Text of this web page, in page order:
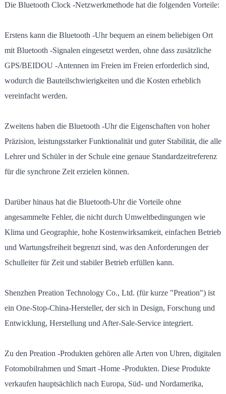
Die Bluetooth Clock -Netzwerkmethode hat die folgenden Vorteile:
Erstens kann die Bluetooth -Uhr bequem an einem beliebigen Ort
mit Bluetooth -Signalen eingesetzt werden, ohne dass zusätzliche
GPS/BEIDOU -Antennen im Freien im Freien erforderlich sind,
wodurch die Bauteilschwierigkeiten und die Kosten erheblich
vereinfacht werden.
Zweitens haben die Bluetooth -Uhr die Eigenschaften von hoher
Präzision, leistungsstarker Funktionalität und guter Stabilität, die alle
Lehrer und Schüler in der Schule eine genaue Standardzeitreferenz
für die synchrone Zeit erzielen können.
Darüber hinaus hat die Bluetooth-Uhr die Vorteile ohne
angesammelte Fehler, die nicht durch Umweltbedingungen wie
Klima und Geographie, hohe Kostenwirksamkeit, einfachen Betrieb
und Wartungsfreiheit begrenzt sind, was den Anforderungen der
Schulleiter für Zeit und stabiler Betrieb erfüllen kann.
Shenzhen Preation Technology Co., Ltd. (für kurze "Preation") ist
ein One-Stop-China-Hersteller, der sich in Design, Forschung und
Entwicklung, Herstellung und After-Sale-Service integriert.
Zu den Preation -Produkten gehören alle Arten von Uhren, digitalen
Fotomobilrahmen und Smart -Home -Produkten. Diese Produkte
verkaufen hauptsächlich nach Europa, Süd- und Nordamerika,